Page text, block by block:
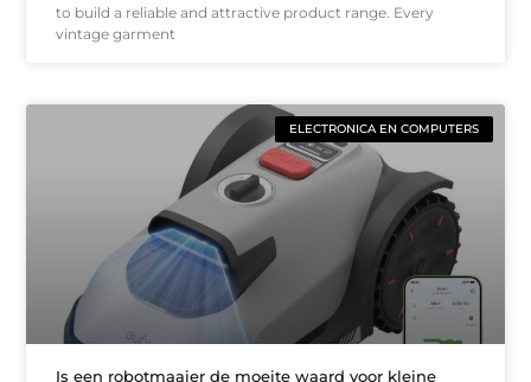
to build a reliable and attractive product range. Every
vintage garment
ELECTRONICA EN COMPUTERS
Is een robotmaaier de moeite waard voor kleine